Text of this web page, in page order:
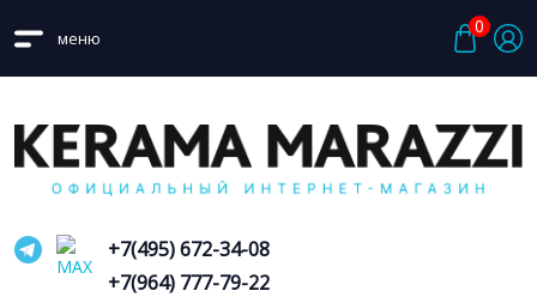
меню
0
+7(495) 672-34-08
+7(964) 777-79-22